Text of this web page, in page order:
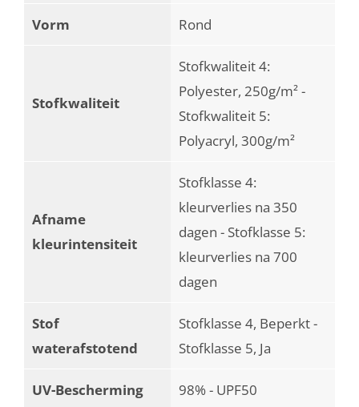
Vorm Rond
Stofkwaliteit
Stofkwaliteit 4:
Polyester, 250g/m² -
Stofkwaliteit 5:
Polyacryl, 300g/m²
Afname
kleurintensiteit
Stofklasse 4:
kleurverlies na 350
dagen - Stofklasse 5:
kleurverlies na 700
dagen
Stof
waterafstotend
Stofklasse 4, Beperkt -
Stofklasse 5, Ja
UV-Bescherming 98% - UPF50